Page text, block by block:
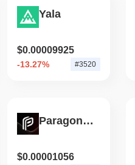
Yala
$0.00009925
-13.27% #3520
Paragon Tweaks
$0.00001056